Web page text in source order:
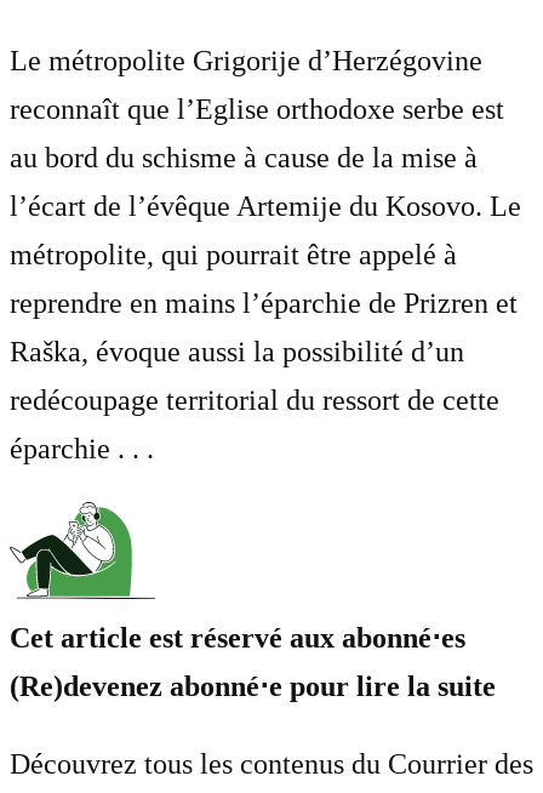
Le métropolite Grigorije d’Herzégovine
reconnaît que l’Eglise orthodoxe serbe est
au bord du schisme à cause de la mise à
l’écart de l’évêque Artemije du Kosovo. Le
métropolite, qui pourrait être appelé à
reprendre en mains l’éparchie de Prizren et
Raška, évoque aussi la possibilité d’un
redécoupage territorial du ressort de cette
éparchie . . .
Cet article est réservé aux abonné⋅es
(Re)devenez abonné⋅e pour lire la suite
Découvrez tous les contenus du Courrier des